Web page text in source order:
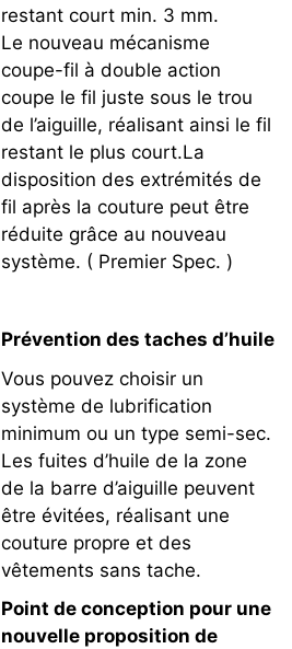
restant court min. 3 mm.
Le nouveau mécanisme
coupe-fil à double action
coupe le fil juste sous le trou
de l’aiguille, réalisant ainsi le fil
restant le plus court.La
disposition des extrémités de
fil après la couture peut être
réduite grâce au nouveau
système. ( Premier Spec. )
Prévention des taches d’huile
Vous pouvez choisir un
système de lubrification
minimum ou un type semi-sec.
Les fuites d’huile de la zone
de la barre d’aiguille peuvent
être évitées, réalisant une
couture propre et des
vêtements sans tache.
Point de conception pour une
nouvelle proposition de